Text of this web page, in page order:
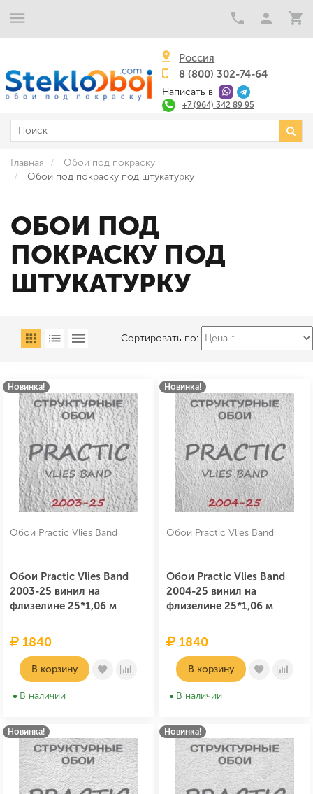
Россия
8 (800) 302-74-64
Написать в
+7 (964) 342 89 95
Главная
Обои под покраску
Обои под покраску под штукатурку
ОБОИ ПОД
ПОКРАСКУ ПОД
ШТУКАТУРКУ
Сортировать по:
Новинка!
Обои Practic Vlies Band
Обои Practic Vlies Band
2003-25 винил на
флизелине 25*1,06 м
1840
В корзину
В наличии
Новинка!
Обои Practic Vlies Band
Обои Practic Vlies Band
2004-25 винил на
флизелине 25*1,06 м
1840
В корзину
В наличии
Новинка! Новинка!